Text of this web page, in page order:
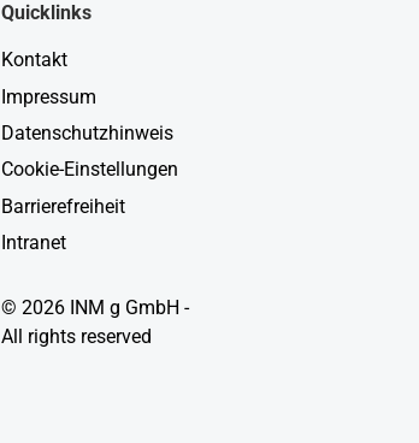
Quicklinks
Kontakt
Impressum
Datenschutzhinweis
Cookie-Einstellungen
Barrierefreiheit
Intranet
© 2026 INM g GmbH -
All rights reserved